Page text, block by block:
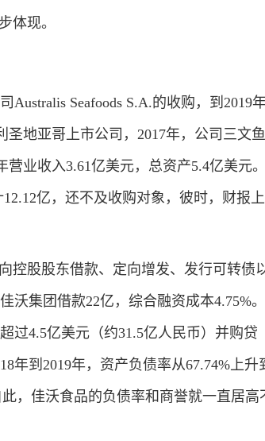
体现。
Seafoods S.A.的收购，到2019
地亚哥上市公司，2017年，公司三文鱼
业收入3.61亿美元，总资产5.4亿美元。
亿，还不及收购对象，彼时，财报上
股股东借款、定向增发、发行可转债
集团借款22亿，综合融资成本4.75%。
过4.5亿美元（约31.5亿人民币）并购贷
年到2019年，资产负债率从67.74%上升
此，佳沃食品的负债率和商誉就一直居高